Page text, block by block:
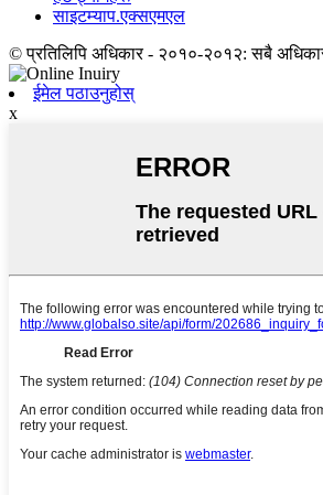
साइटम्याप.एक्सएमएल
© प्रतिलिपि अधिकार - २०१०-२०१२: सबै
ईमेल पठाउनुहोस्
x